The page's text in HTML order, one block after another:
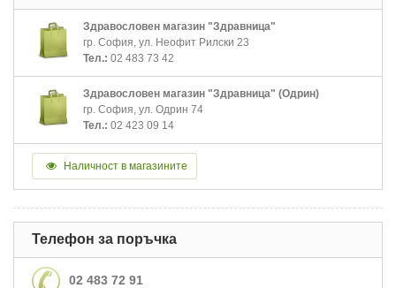
Здравословен магазин "Здравница"
гр. София, ул. Неофит Рилски 23
Тел.: 02 483 73 42
Здравословен магазин "Здравница" (Одрин)
гр. София, ул. Одрин 74
Тел.: 02 423 09 14
Наличност в магазините
Телефон за поръчка
02 483 72 91